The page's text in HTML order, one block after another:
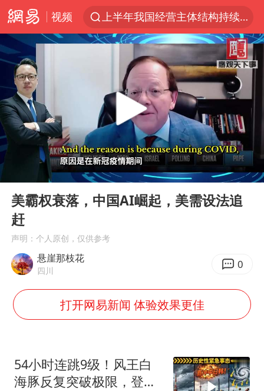
视频
上半年我国经营主体结构持续优化
白海豚对华东华北影响会大于巴威
于东来回应胖东来近25年老店年底关闭
《披荆斩棘2026》阵容官宣
独闯南太行的失联女生最后轨迹已确认
上海全力守护市民“菜篮子”
国足U17与阿森纳决赛取消 并列冠军
白海豚北上或致京津冀暴雨
香港刷新1884年以来最高气温纪录
新疆一婚礼线上邀请引热议
《龙餐馆》 冲奖
云南一男子胃中取出180颗铁钉
以军士兵把枪口对准中国记者
Play
15:32
美霸权衰落，中国AI崛起，美需设法追
赶
声明：个人原创，仅供参考
悬崖那枝花
四川 0
打开网易新闻 体验效果更佳
54小时连跳9级！风王白
海豚反复突破极限，登陆